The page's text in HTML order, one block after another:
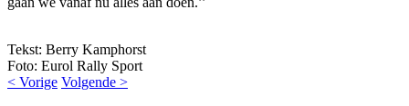
Tekst: Berry Kamphorst
Foto: Eurol Rally Sport
< Vorige Volgende >